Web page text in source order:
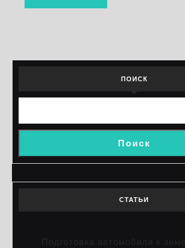
ПОИСК
Поиск
СТАТЬИ
Подготовка автомобиля к